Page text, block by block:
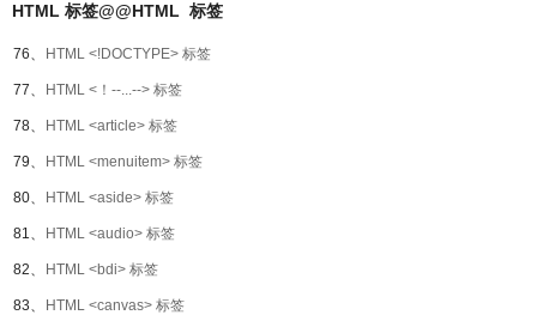
HTML 标签@@HTML 标签
76、 HTML <!DOCTYPE> 标签
77、 HTML <！--...--> 标签
78、 HTML <article> 标签
79、 HTML <menuitem> 标签
80、 HTML <aside> 标签
81、 HTML <audio> 标签
82、 HTML <bdi> 标签
83、 HTML <canvas> 标签